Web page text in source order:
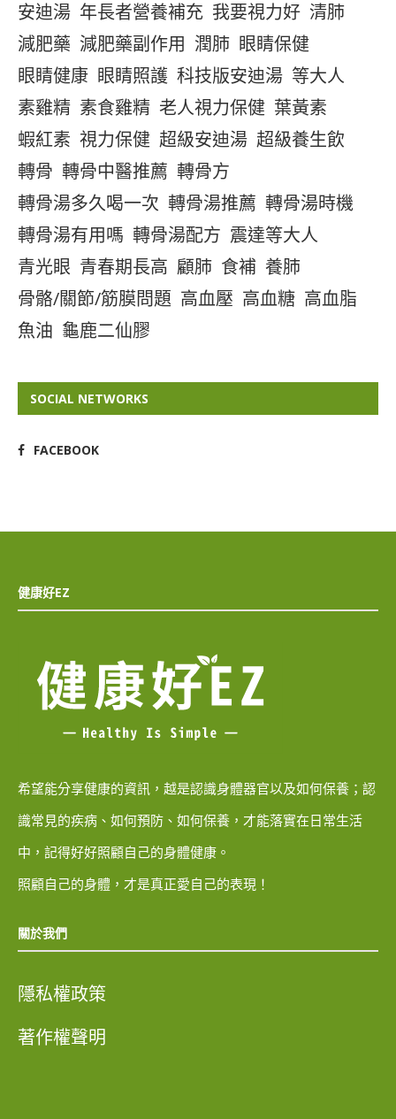
安迪湯 年長者營養補充 我要視力好 清肺
減肥藥 減肥藥副作用 潤肺 眼睛保健
眼睛健康 眼睛照護 科技版安迪湯 等大人
素雞精 素食雞精 老人視力保健 葉黃素
蝦紅素 視力保健 超級安迪湯 超級養生飲
轉骨 轉骨中醫推薦 轉骨方
轉骨湯多久喝一次 轉骨湯推薦 轉骨湯時機
轉骨湯有用嗎 轉骨湯配方 震達等大人
青光眼 青春期長高 顧肺 食補 養肺
骨骼/關節/筋膜問題 高血壓 高血糖 高血脂
魚油 龜鹿二仙膠
SOCIAL NETWORKS
FACEBOOK
健康好EZ
希望能分享健康的資訊，越是認識身體器官以及如何保養；認
識常見的疾病、如何預防、如何保養，才能落實在日常生活
中，記得好好照顧自己的身體健康。
照顧自己的身體，才是真正愛自己的表現！
關於我們
隱私權政策
著作權聲明